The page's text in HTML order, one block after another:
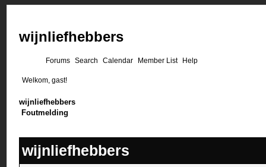
wijnliefhebbers
Forums Search Calendar Member List Help
Welkom, gast!
wijnliefhebbers
Foutmelding
wijnliefhebbers